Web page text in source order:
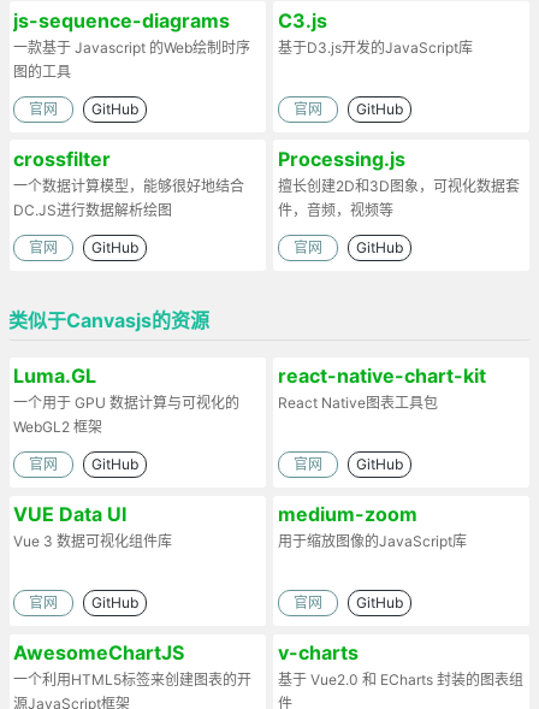
js-sequence-diagrams
一款基于 Javascript 的Web绘制时序
图的工具
官网 GitHub
C3.js
基于D3.js开发的JavaScript库
官网 GitHub
crossfilter
一个数据计算模型，能够很好地结合
DC.JS进行数据解析绘图
官网 GitHub
Processing.js
擅长创建2D和3D图象，可视化数据套
件，音频，视频等
官网 GitHub
类似于Canvasjs的资源
Luma.GL
一个用于 GPU 数据计算与可视化的
WebGL2 框架
官网 GitHub
react-native-chart-kit
React Native图表工具包
官网 GitHub
VUE Data UI
Vue 3 数据可视化组件库
官网 GitHub
medium-zoom
用于缩放图像的JavaScript库
官网 GitHub
AwesomeChartJS
一个利用HTML5标签来创建图表的开
源JavaScript框架
v-charts
基于 Vue2.0 和 ECharts 封装的图表组
件